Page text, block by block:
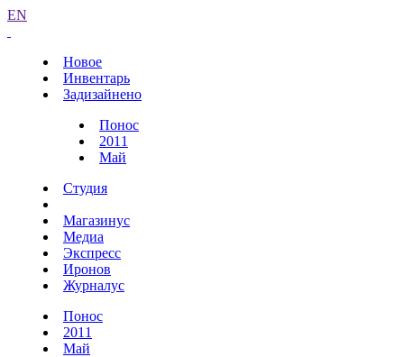
EN
Новое
Инвентарь
Задизайнено
Понос
2011
Май
Студия
Магазинус
Медиа
Экспресс
Иронов
Журналус
Понос
2011
Май